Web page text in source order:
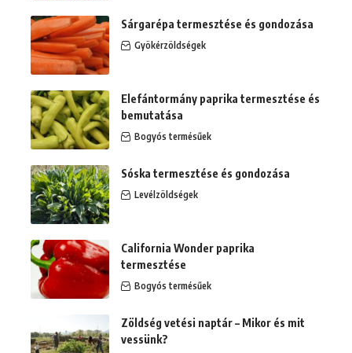
Sárgarépa termesztése és gondozása
Gyökérzöldségek
Elefántormány paprika termesztése és
bemutatása
Bogyós termésűek
Sóska termesztése és gondozása
Levélzöldségek
California Wonder paprika
termesztése
Bogyós termésűek
Zöldség vetési naptár – Mikor és mit
vessünk?